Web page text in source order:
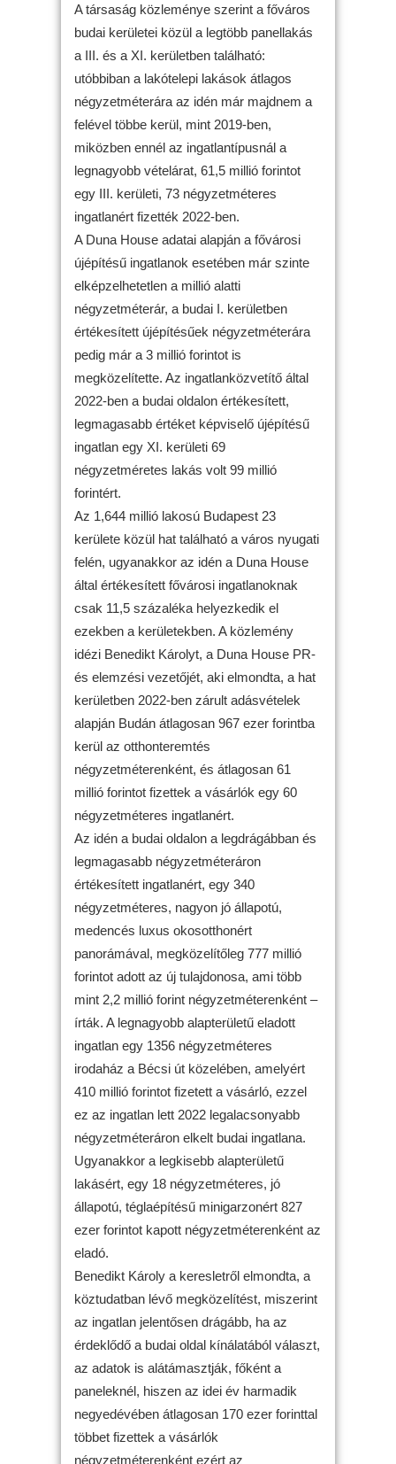
A társaság közleménye szerint a főváros
budai kerületei közül a legtöbb panellakás
a III. és a XI. kerületben található:
utóbbiban a lakótelepi lakások átlagos
négyzetméterára az idén már majdnem a
felével többe kerül, mint 2019-ben,
miközben ennél az ingatlantípusnál a
legnagyobb vételárat, 61,5 millió forintot
egy III. kerületi, 73 négyzetméteres
ingatlanért fizették 2022-ben.
A Duna House adatai alapján a fővárosi
újépítésű ingatlanok esetében már szinte
elképzelhetetlen a millió alatti
négyzetméterár, a budai I. kerületben
értékesített újépítésűek négyzetméterára
pedig már a 3 millió forintot is
megközelítette. Az ingatlanközvetítő által
2022-ben a budai oldalon értékesített,
legmagasabb értéket képviselő újépítésű
ingatlan egy XI. kerületi 69
négyzetméretes lakás volt 99 millió
forintért.
Az 1,644 millió lakosú Budapest 23
kerülete közül hat található a város nyugati
felén, ugyanakkor az idén a Duna House
által értékesített fővárosi ingatlanoknak
csak 11,5 százaléka helyezkedik el
ezekben a kerületekben. A közlemény
idézi Benedikt Károlyt, a Duna House PR-
és elemzési vezetőjét, aki elmondta, a hat
kerületben 2022-ben zárult adásvételek
alapján Budán átlagosan 967 ezer forintba
kerül az otthonteremtés
négyzetméterenként, és átlagosan 61
millió forintot fizettek a vásárlók egy 60
négyzetméteres ingatlanért.
Az idén a budai oldalon a legdrágábban és
legmagasabb négyzetméteráron
értékesített ingatlanért, egy 340
négyzetméteres, nagyon jó állapotú,
medencés luxus okosotthonért
panorámával, megközelítőleg 777 millió
forintot adott az új tulajdonosa, ami több
mint 2,2 millió forint négyzetméterenként –
írták. A legnagyobb alapterületű eladott
ingatlan egy 1356 négyzetméteres
irodaház a Bécsi út közelében, amelyért
410 millió forintot fizetett a vásárló, ezzel
ez az ingatlan lett 2022 legalacsonyabb
négyzetméteráron elkelt budai ingatlana.
Ugyanakkor a legkisebb alapterületű
lakásért, egy 18 négyzetméteres, jó
állapotú, téglaépítésű minigarzonért 827
ezer forintot kapott négyzetméterenként az
eladó.
Benedikt Károly a keresletről elmondta, a
köztudatban lévő megközelítést, miszerint
az ingatlan jelentősen drágább, ha az
érdeklődő a budai oldal kínálatából választ,
az adatok is alátámasztják, főként a
paneleknél, hiszen az idei év harmadik
negyedévében átlagosan 170 ezer forinttal
többet fizettek a vásárlók
négyzetméterenként ezért az